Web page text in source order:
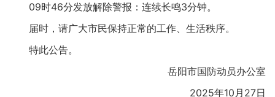
09时46分发放解除警报：连续长鸣3分钟。
届时，请广大市民保持正常的工作、生活秩序。
特此公告。
岳阳市国防动员办公室
2025年10月27日